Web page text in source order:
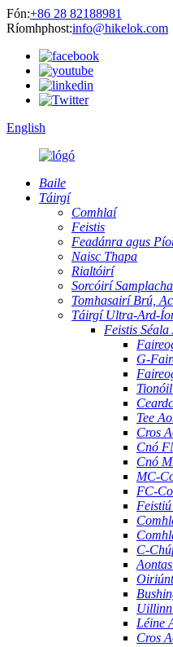
Fón:+86 28 82188981
Ríomhphost:info@hikelok.com
English
Baile
Táirgí
Comhlaí
Feistis
Feadánra agus
Naisc Thapa
Rialtóirí
Sorcóirí
Tomhasairí Brú,
Táirgí Ultra-Ard-
Feistis
G-
Tee
Cros
Cnó
Cnó
MC-
FC-
C-
Uillinn
Léine
Cros